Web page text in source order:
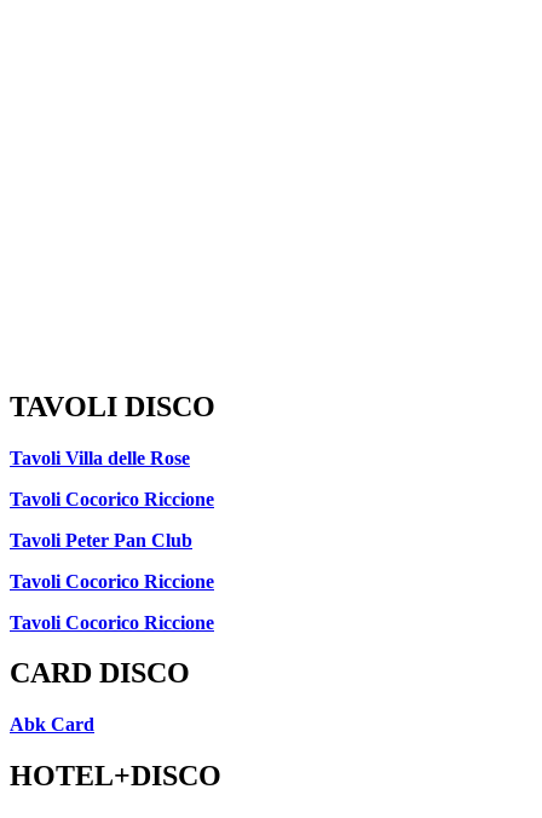
TAVOLI DISCO
Tavoli Villa delle Rose
Tavoli Cocorico Riccione
Tavoli Peter Pan Club
Tavoli Cocorico Riccione
Tavoli Cocorico Riccione
CARD DISCO
Abk Card
HOTEL+DISCO